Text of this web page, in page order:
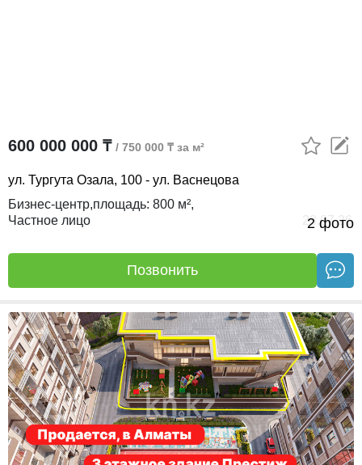
2 фото
600 000 000 ₸ / 750 000 ₸ за м²
ул. Тургута Озала, 100 - ул. Васнецова
Бизнес-центр,площадь: 800 м²,
Частное лицо
28.07.26
Позвонить